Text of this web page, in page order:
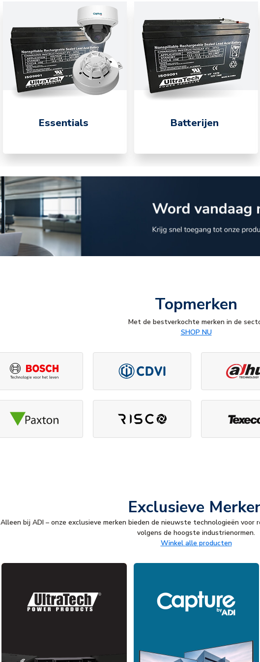
Essentials Batterijen
Topmerken
Met de bestverkochte merken in de
SHOP NU
Exclusieve
Alleen bij ADI – onze exclusieve merken bieden de nieuwste technologieën voor
volgens de hoogste industrienormen.
Winkel alle producten